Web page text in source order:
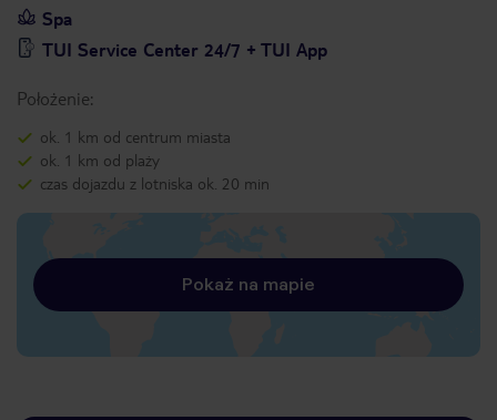
Spa
TUI Service Center 24/7 + TUI App
Położenie:
ok. 1 km od centrum miasta
ok. 1 km od plaży
czas dojazdu z lotniska ok. 20 min
Pokaż na mapie